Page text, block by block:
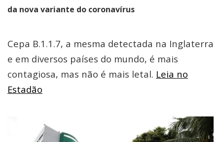
da nova variante do coronavírus
Cepa B.1.1.7, a mesma detectada na Inglaterra
e em diversos países do mundo, é mais
contagiosa, mas não é mais letal. Leia no
Estadão